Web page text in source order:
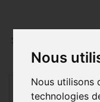
Nous
Nous utilisons
technologies